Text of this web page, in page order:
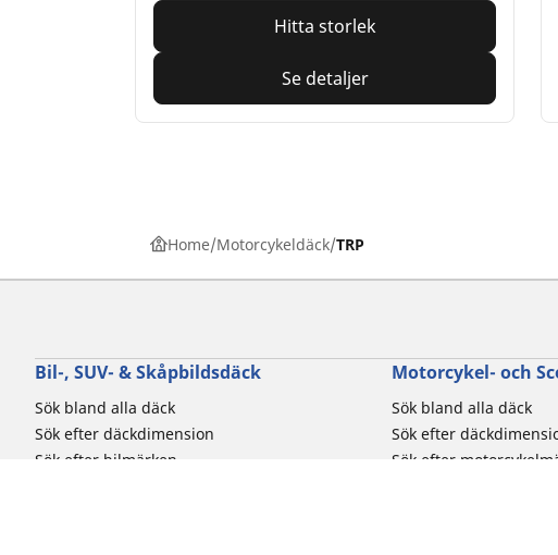
Hitta storlek
Se detaljer
Home Motorcykeldäck TRP
Bil-, SUV- & Skåpbildsdäck
Sök bland alla däck
Sök efter däckdimension
Sök efter bilmärken
Motorcykel- och
Sök bland alla däck
Sök efter
Sök efter